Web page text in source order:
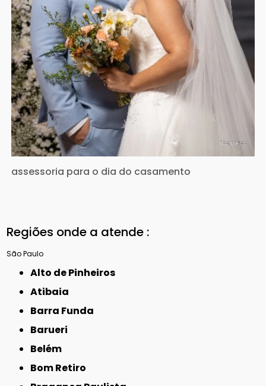
assessoria para o dia do casamento
Regiões onde a atende :
São Paulo
Alto de Pinheiros
Atibaia
Barra Funda
Barueri
Belém
Bom Retiro